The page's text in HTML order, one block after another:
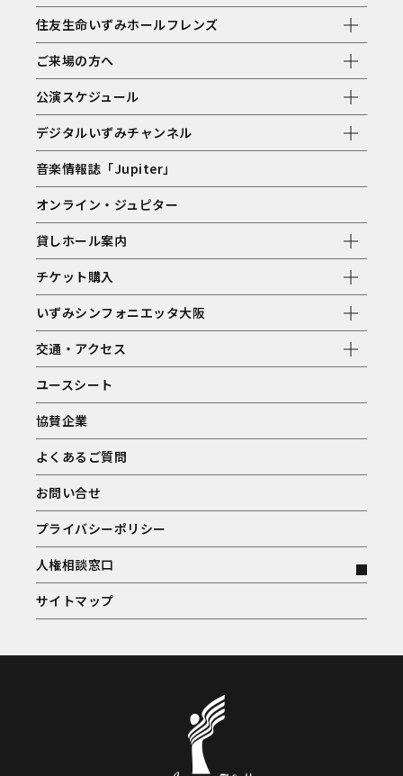
住友生命いずみホールフレンズ
ご来場の方へ
公演スケジュール
デジタルいずみチャンネル
音楽情報誌「Jupiter」
オンライン・ジュピター
貸しホール案内
チケット購入
いずみシンフォニエッタ大阪
交通・アクセス
ユースシート
協賛企業
よくあるご質問
お問い合せ
プライバシーポリシー
人権相談窓口
サイトマップ